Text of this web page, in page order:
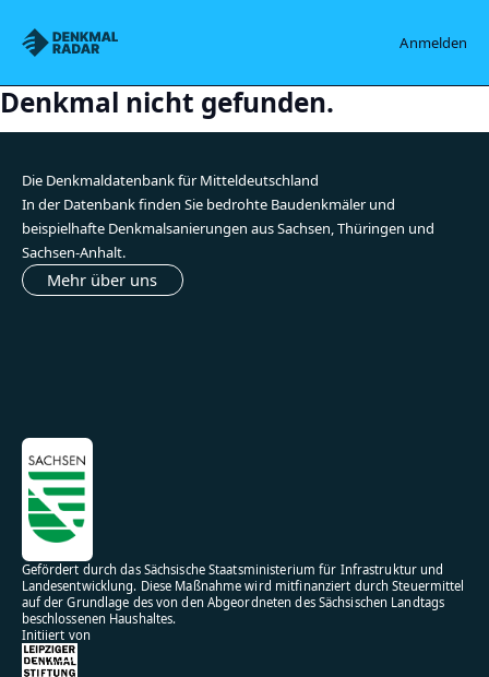
Denkmalradar Anmelden
Denkmal nicht gefunden.
Die Denkmaldatenbank für Mitteldeutschland
In der Datenbank finden Sie bedrohte Baudenkmäler und
beispielhafte Denkmalsanierungen aus Sachsen, Thüringen und
Sachsen-Anhalt.
Mehr über uns
Gefördert durch das Sächsische Staatsministerium für Infrastruktur und
Landesentwicklung. Diese Maßnahme wird mitfinanziert durch Steuermittel
auf der Grundlage des von den Abgeordneten des Sächsischen Landtags
beschlossenen Haushaltes.
Initiiert von